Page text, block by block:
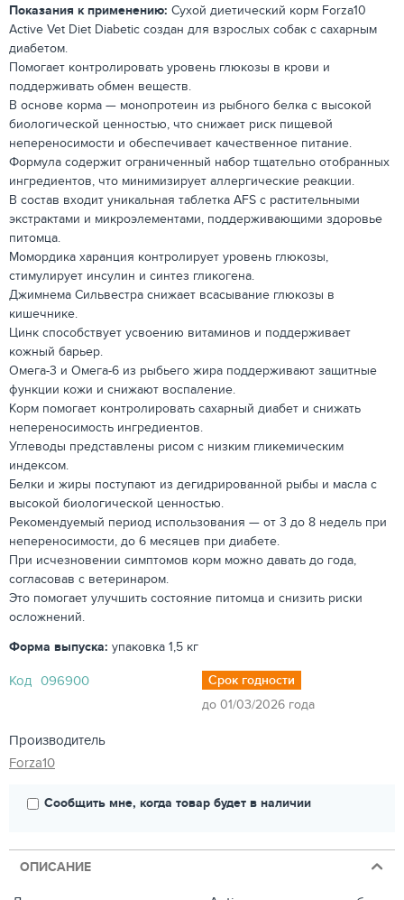
Показания к применению: Сухой диетический корм Forza10
Active Vet Diet Diabetic создан для взрослых собак с сахарным
диабетом.
Помогает контролировать уровень глюкозы в крови и
поддерживать обмен веществ.
В основе корма — монопротеин из рыбного белка с высокой
биологической ценностью, что снижает риск пищевой
непереносимости и обеспечивает качественное питание.
Формула содержит ограниченный набор тщательно отобранных
ингредиентов, что минимизирует аллергические реакции.
В состав входит уникальная таблетка AFS с растительными
экстрактами и микроэлементами, поддерживающими здоровье
питомца.
Момордика харанция контролирует уровень глюкозы,
стимулирует инсулин и синтез гликогена.
Джимнема Сильвестра снижает всасывание глюкозы в
кишечнике.
Цинк способствует усвоению витаминов и поддерживает
кожный барьер.
Омега-3 и Омега-6 из рыбьего жира поддерживают защитные
функции кожи и снижают воспаление.
Корм помогает контролировать сахарный диабет и снижать
непереносимость ингредиентов.
Углеводы представлены рисом с низким гликемическим
индексом.
Белки и жиры поступают из дегидрированной рыбы и масла с
высокой биологической ценностью.
Рекомендуемый период использования — от 3 до 8 недель при
непереносимости, до 6 месяцев при диабете.
При исчезновении симптомов корм можно давать до года,
согласовав с ветеринаром.
Это помогает улучшить состояние питомца и снизить риски
осложнений.
Форма выпуска: упаковка 1,5 кг
Код 096900
Срок годности
до 01/03/2026 года
Производитель
Forza10
Сообщить мне, когда товар будет в наличии
ОПИСАНИЕ